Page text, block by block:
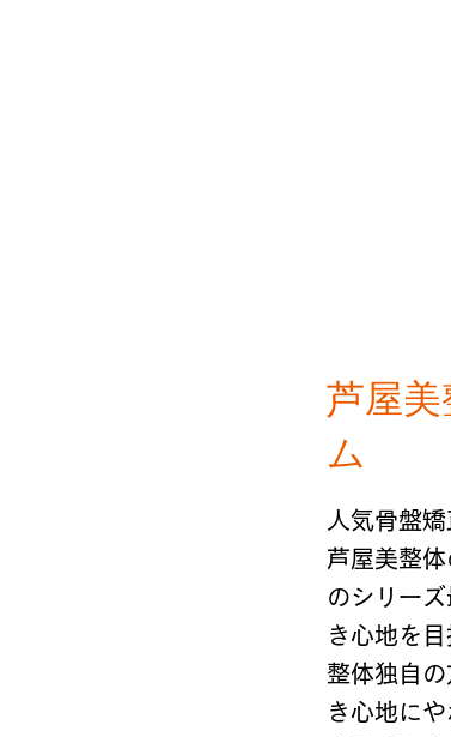
芦屋
ム
人気骨盤
芦屋美整
のシリー
き心地を
整体独自
き心地に